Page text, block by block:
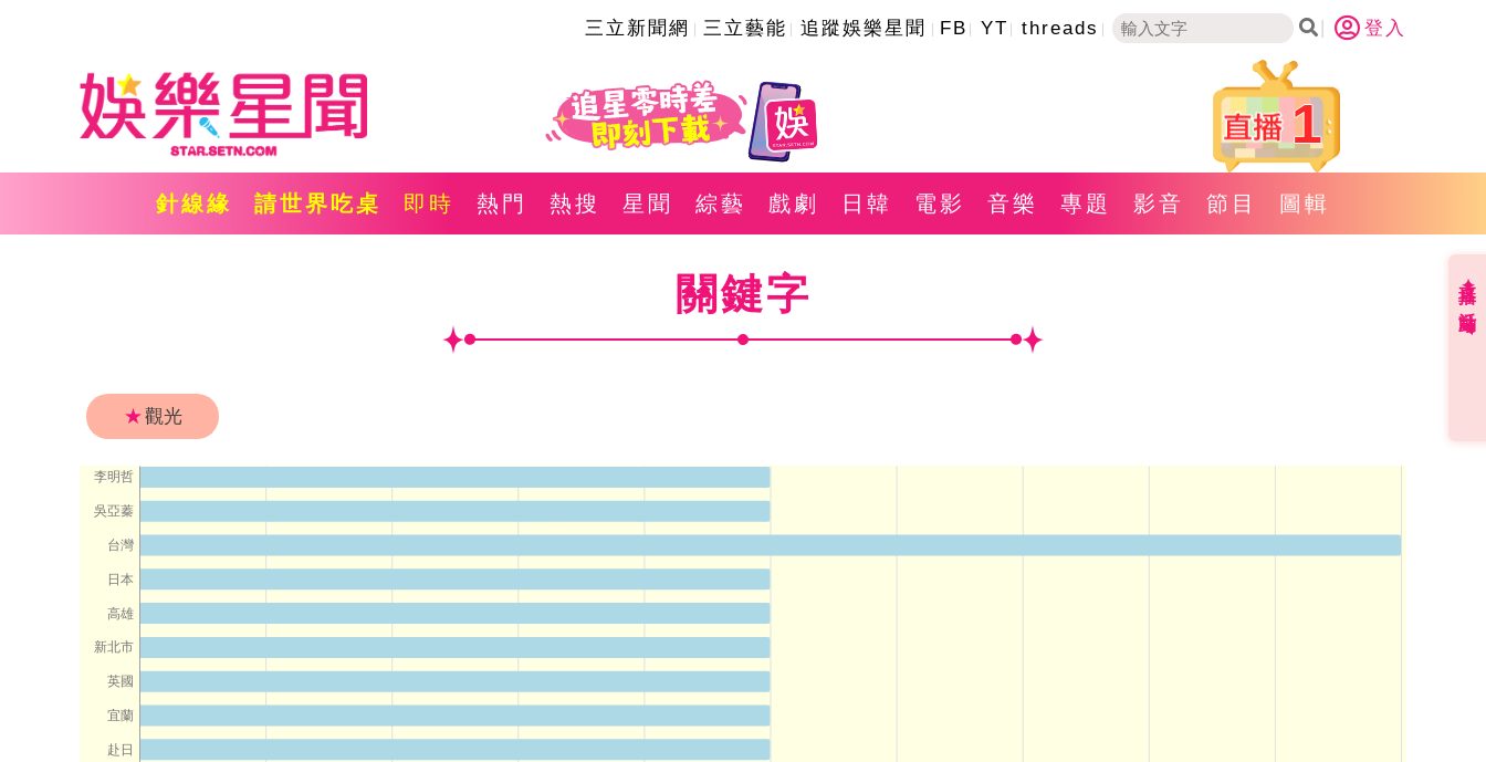
三立新聞網 三立藝能 追蹤娛樂星聞 FB YT threads 登入
1
針線緣 請世界吃桌 即時 熱門 熱搜 星聞 綜藝 戲劇 日韓 電影 音樂 專題 影音 節目 圖輯
關鍵字
★觀光
李明哲
吳亞蓁
台灣
日本
高雄
新北市
英國
宜蘭
赴日
直播✦活動